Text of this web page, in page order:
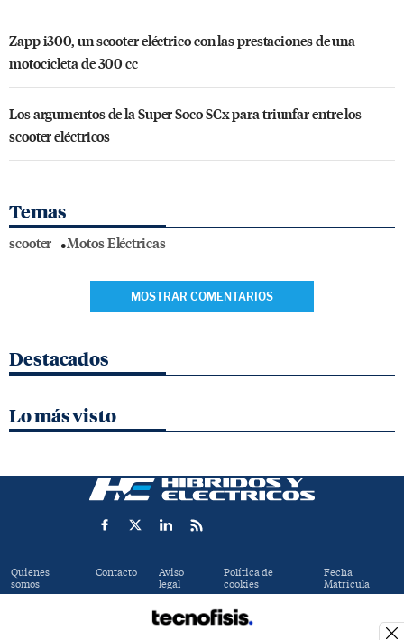
Zapp i300, un scooter eléctrico con las prestaciones de una
motocicleta de 300 cc
Los argumentos de la Super Soco SCx para triunfar entre los
scooter eléctricos
Temas
scooter Motos Eléctricas
MOSTRAR COMENTARIOS
Destacados
Lo más visto
Quienes
somos
Contacto Aviso
legal
Política de
cookies
Fecha
Matrícula